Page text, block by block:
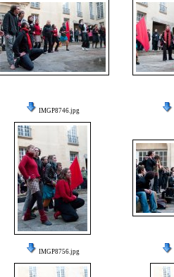
IMGP8746.jpg
IMGP8756.jpg